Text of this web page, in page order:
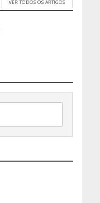
VER TODOS OS ARTIGOS